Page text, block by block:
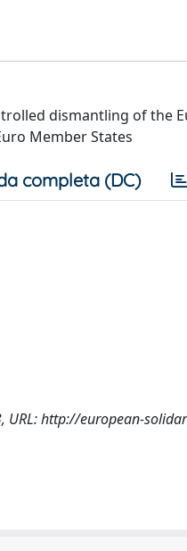
dismantling of the
Member States
completa (DC)
URL: http://european-